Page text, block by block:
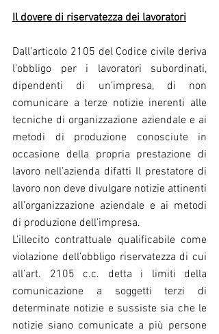
Il dovere di riservatezza dei lavoratori
Dall’articolo 2105 del Codice civile deriva
l’obbligo per i lavoratori subordinati,
dipendenti di un’impresa, di non
comunicare a terze notizie inerenti alle
tecniche di organizzazione aziendale e ai
metodi di produzione conosciute in
occasione della propria prestazione di
lavoro nell’azienda difatti Il prestatore di
lavoro non deve divulgare notizie attinenti
all’organizzazione aziendale e ai metodi
di produzione dell’impresa.
L’illecito contrattuale qualificabile come
violazione dell’obbligo riservatezza di cui
all’art. 2105 c.c. detta i limiti della
comunicazione a soggetti terzi di
determinate notizie e sussiste sia che le
notizie siano comunicate a più persone